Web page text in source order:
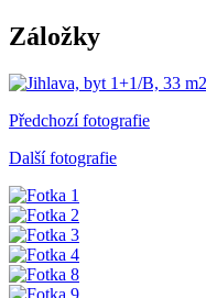
Záložky
Předchozí fotografie
Další fotografie